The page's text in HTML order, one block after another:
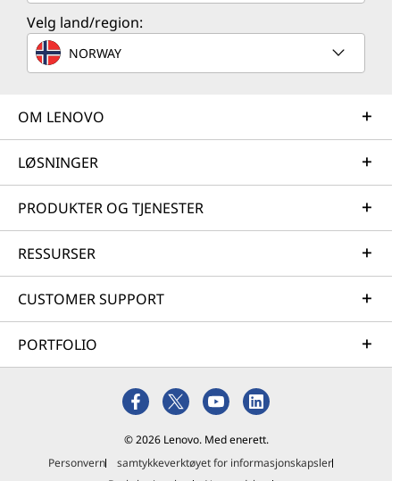
Velg land/region:
NORWAY
OM LENOVO
LØSNINGER
PRODUKTER OG TJENESTER
RESSURSER
CUSTOMER SUPPORT
PORTFOLIO
© 2026 Lenovo. Med enerett.
Personvern
samtykkeverktøyet for informasjonskapsler